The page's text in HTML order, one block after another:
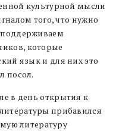
культурной мысли
того, что нужно
которые
язык и для них это
посол.
в день открытия к
прибавился
литературу